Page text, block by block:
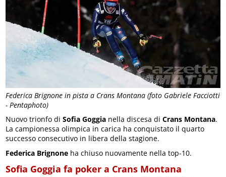
Federica Brignone in pista a Crans Montana (foto Gabriele Facciotti
- Pentaphoto)
Nuovo trionfo diSofia Goggia nella discesa diCrans Montana.
La campionessa olimpica in carica ha conquistato il quarto
successo consecutivo in libera della stagione.
Federica Brignone ha chiuso nuovamente nella top-10.
Sofia Goggia fa poker a Crans Montana